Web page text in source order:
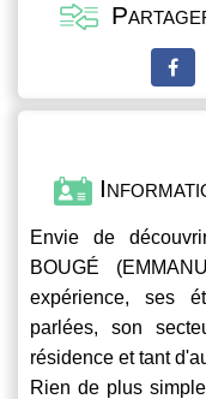
Envie de
BOUGÉ
expérience, ses
parlées, son
résidence et tant
Rien de plus